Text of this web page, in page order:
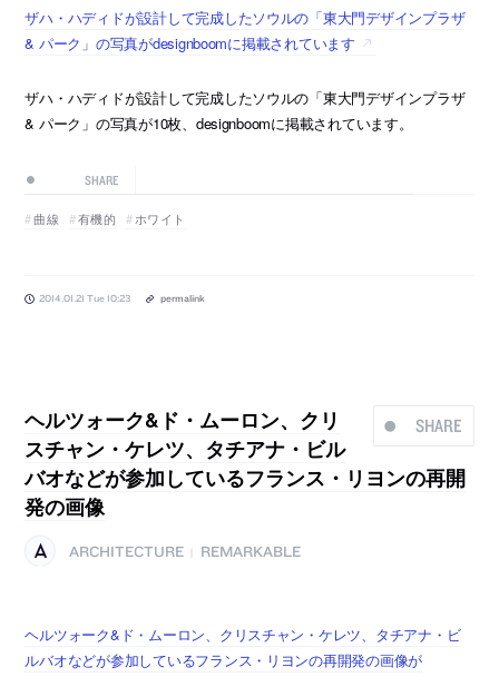
ザハ・ハディドが設計して完成したソウルの「東大門デザインプラザ
& パーク」の写真がdesignboomに掲載されています
ザハ・ハディドが設計して完成したソウルの「東大門デザインプラザ
& パーク」の写真が10枚、designboomに掲載されています。
SHARE
曲線 有機的 ホワイト
2014.01.21 Tue 10:23 permalink
SHARE
ヘルツォーク&ド・ムーロン、クリ
スチャン・ケレツ、タチアナ・ビル
バオなどが参加しているフランス・リヨンの再開
発の画像
ARCHITECTURE REMARKABLE
ヘルツォーク&ド・ムーロン、クリスチャン・ケレツ、タチアナ・ビ
ルバオなどが参加しているフランス・リヨンの再開発の画像が